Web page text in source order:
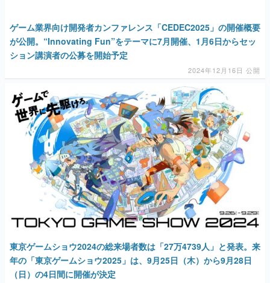
ゲーム業界向け開発者カンファレンス「CEDEC2025」の開催概要
が公開。“Innovating Fun”をテーマに7月開催、1月6日からセッ
ション講演者の公募を開始予定
2024年12月16日 公開
東京ゲームショウ2024の総来場者数は「27万4739人」と発表。来
年の「東京ゲームショウ2025」は、9月25日（木）から9月28日
（日）の4日間に開催が決定